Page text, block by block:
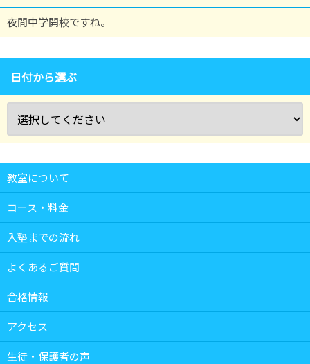
夜間中学開校ですね。
日付から選ぶ
教室について
コース・料金
入塾までの流れ
よくあるご質問
合格情報
アクセス
生徒・保護者の声